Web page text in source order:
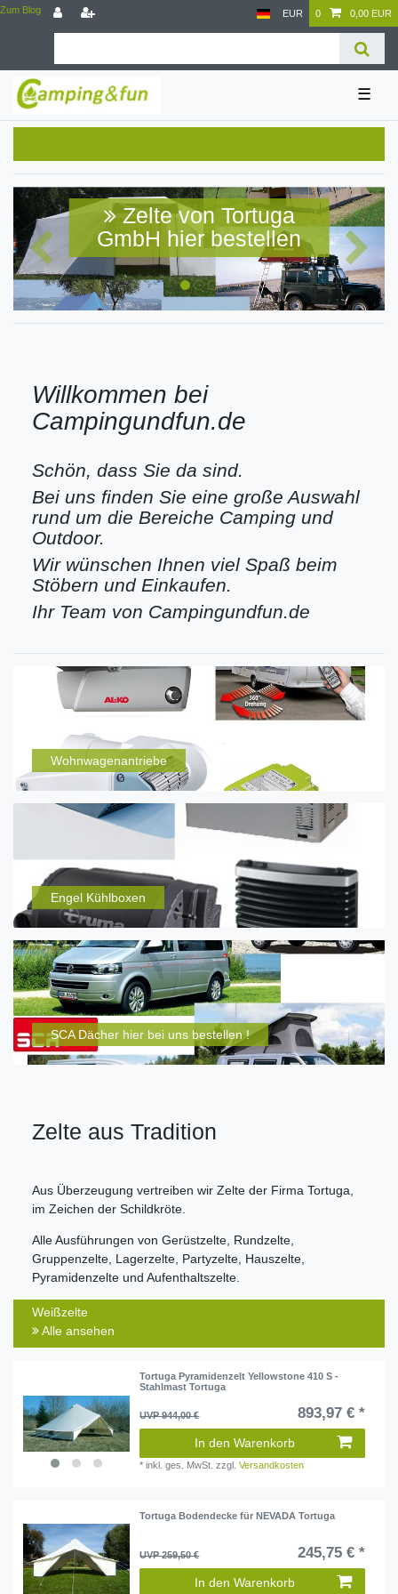
Zum Blog EUR 0 0,00 EUR
☰
Zelte von Tortuga
GmbH hier bestellen
Willkommen bei
Campingundfun.de
Schön, dass Sie da sind.
Bei uns finden Sie eine große Auswahl
rund um die Bereiche Camping und
Outdoor.
Wir wünschen Ihnen viel Spaß beim
Stöbern und Einkaufen.
Ihr Team von Campingundfun.de
Wohnwagenantriebe
Engel Kühlboxen
SCA Dächer hier bei uns bestellen !
Zelte aus Tradition
Aus Überzeugung vertreiben wir Zelte der Firma Tortuga,
im Zeichen der Schildkröte.
Alle Ausführungen von Gerüstzelte, Rundzelte,
Gruppenzelte, Lagerzelte, Partyzelte, Hauszelte,
Pyramidenzelte und Aufenthaltszelte.
Weißzelte
Alle ansehen
Tortuga Pyramidenzelt Yellowstone 410 S -
Stahlmast Tortuga
UVP 944,00 € 893,97 € *
In den Warenkorb
*inkl. ges. MwSt. zzgl.Versandkosten
Tortuga Bodendecke für NEVADA Tortuga
UVP 259,50 € 245,75 € *
In den Warenkorb